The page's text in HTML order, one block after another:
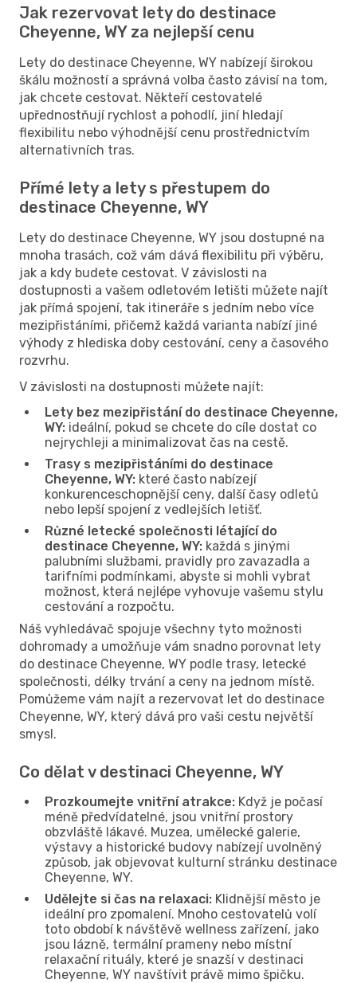
Jak rezervovat lety do destinace
Cheyenne, WY za nejlepší cenu
Lety do destinace Cheyenne, WY nabízejí širokou
škálu možností a správná volba často závisí na tom,
jak chcete cestovat. Někteří cestovatelé
upřednostňují rychlost a pohodlí, jiní hledají
flexibilitu nebo výhodnější cenu prostřednictvím
alternativních tras.
Přímé lety a lety s přestupem do
destinace Cheyenne, WY
Lety do destinace Cheyenne, WY jsou dostupné na
mnoha trasách, což vám dává flexibilitu při výběru,
jak a kdy budete cestovat. V závislosti na
dostupnosti a vašem odletovém letišti můžete najít
jak přímá spojení, tak itineráře s jedním nebo více
mezipřistáními, přičemž každá varianta nabízí jiné
výhody z hlediska doby cestování, ceny a časového
rozvrhu.
V závislosti na dostupnosti můžete najít:
Lety bez mezipřistání do destinace Cheyenne,
WY: ideální, pokud se chcete do cíle dostat co
nejrychleji a minimalizovat čas na cestě.
Trasy s mezipřistáními do destinace
Cheyenne, WY: které často nabízejí
konkurenceschopnější ceny, další časy odletů
nebo lepší spojení z vedlejších letišť.
Různé letecké společnosti létající do
destinace Cheyenne, WY: každá s jinými
palubními službami, pravidly pro zavazadla a
tarifními podmínkami, abyste si mohli vybrat
možnost, která nejlépe vyhovuje vašemu stylu
cestování a rozpočtu.
Náš vyhledávač spojuje všechny tyto možnosti
dohromady a umožňuje vám snadno porovnat lety
do destinace Cheyenne, WY podle trasy, letecké
společnosti, délky trvání a ceny na jednom místě.
Pomůžeme vám najít a rezervovat let do destinace
Cheyenne, WY, který dává pro vaši cestu největší
smysl.
Co dělat v destinaci Cheyenne, WY
Prozkoumejte vnitřní atrakce: Když je počasí
méně předvídatelné, jsou vnitřní prostory
obzvláště lákavé. Muzea, umělecké galerie,
výstavy a historické budovy nabízejí uvolněný
způsob, jak objevovat kulturní stránku destinace
Cheyenne, WY.
Udělejte si čas na relaxaci: Klidnější město je
ideální pro zpomalení. Mnoho cestovatelů volí
toto období k návštěvě wellness zařízení, jako
jsou lázně, termální prameny nebo místní
relaxační rituály, které je snazší v destinaci
Cheyenne, WY navštívit právě mimo špičku.